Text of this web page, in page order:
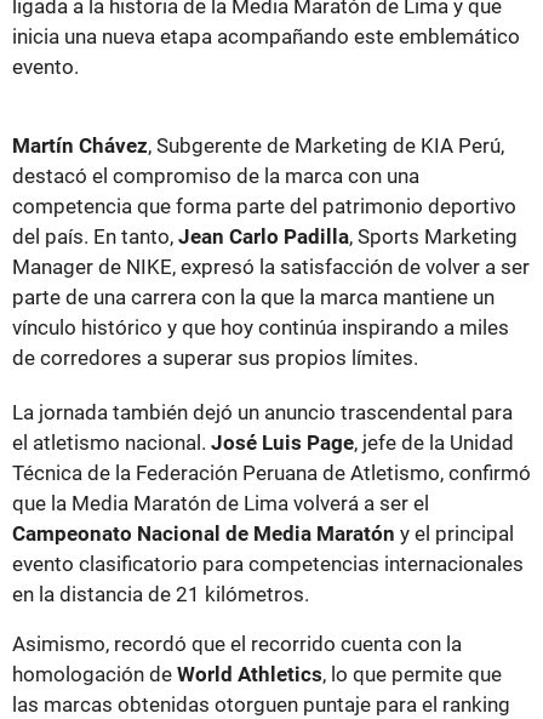
ligada a la historia de la Media Maratón de Lima y que
inicia una nueva etapa acompañando este emblemático
evento.
Martín Chávez, Subgerente de Marketing de KIA Perú,
destacó el compromiso de la marca con una
competencia que forma parte del patrimonio deportivo
del país. En tanto, Jean Carlo Padilla, Sports Marketing
Manager de NIKE, expresó la satisfacción de volver a ser
parte de una carrera con la que la marca mantiene un
vínculo histórico y que hoy continúa inspirando a miles
de corredores a superar sus propios límites.
La jornada también dejó un anuncio trascendental para
el atletismo nacional. José Luis Page, jefe de la Unidad
Técnica de la Federación Peruana de Atletismo, confirmó
que la Media Maratón de Lima volverá a ser el
Campeonato Nacional de Media Maratón y el principal
evento clasificatorio para competencias internacionales
en la distancia de 21 kilómetros.
Asimismo, recordó que el recorrido cuenta con la
homologación de World Athletics, lo que permite que
las marcas obtenidas otorguen puntaje para el ranking